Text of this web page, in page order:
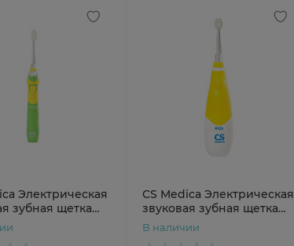
Электрическая
зубная щетка
зеленая
CS Medica Электрическая
звуковая зубная щетка
CS-561 Kids желтая
В наличии